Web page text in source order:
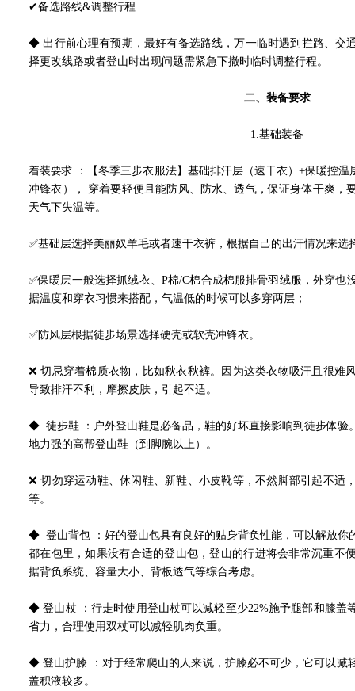
✔备选路线&调整行程
◆ 出行前心理有预期，最好有备选路线，万一临时遇到拦路、交
择更改线路或者登山时出现问题需紧急下撤时临时调整行程。
二、装备要求
1.基础装备
着装要求 ：【冬季三步衣服法】基础排汗层（速干衣）+保暖控
冲锋衣）， 穿着要轻便且能防风、防水、透气，保证身体干爽，
天气下失温等。
✅基础层选择美丽奴羊毛或者速干衣裤，根据自己的出汗情况来选
✅保暖层一般选择抓绒衣、P棉/C棉合成棉服排骨羽绒服，外穿也
据温度和穿衣习惯来搭配，气温低的时候可以多穿两层；
✅防风层根据徒步场景选择硬壳或软壳冲锋衣。
❌ 切忌穿着棉质衣物，比如秋衣秋裤。因为这类衣物吸汗且很难
导致排汗不利，摩擦皮肤，引起不适。
◆ 徒步鞋 ：户外登山鞋是必备品，鞋的好坏直接影响到徒步体验
地力强的高帮登山鞋（到脚腕以上）。
❌ 切勿穿运动鞋、休闲鞋、新鞋、小皮靴等，不然脚部引起不适
等。
◆ 登山背包 ：好的登山包具有良好的贴身背负性能，可以解放你
都在包里，如果没有合适的登山包，登山的行进将会非常沉重不
据背负系统、容量大小、背板透气等综合考虑。
◆ 登山杖 ：行走时使用登山杖可以减轻至少22%施予腿部和膝盖
省力，合理使用双杖可以减轻肌肉负重。
◆ 登山护膝 ：对于经常爬山的人来说，护膝必不可少，它可以减
盖积液较多。